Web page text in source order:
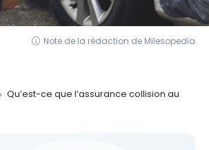
Note de la rédaction de Milesopedia
Qu’est-ce que l’assurance collision au